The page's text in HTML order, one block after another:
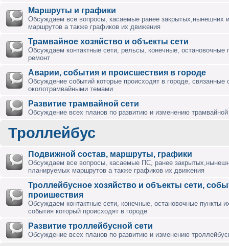
Маршруты и графики
Обсуждаем все вопросы, касаемые ранее закрытых,нынешних
маршрутов а также графиков их движения
Трамвайное хозяйство и объекты сети
Обсуждаем контактные сети, рельсы, конечные, остановочные
ремонт
Аварии, события и происшествия в городе
Обсуждение событий которые происходят в городе, связанные
околотрамвайными темами
Развитие трамвайной сети
Обсуждение всех планов по развитию и изменению трамвайной
Троллейбус
Подвижной состав, маршруты, графики
Обсуждаем все вопросы, касаемые ПС, ранее
планируемых маршрутов а также графиков их движения
Троллейбусное хозяйство и объекты сети,
проишествия
Обсуждаем контактные сети, конечные, остановочные пункты
события который происходят в городе
Развитие троллейбусной сети
Обсуждение всех планов по развитию и изменению